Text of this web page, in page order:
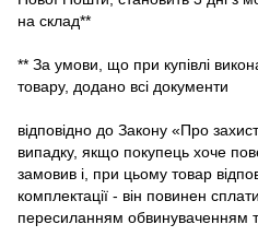
на склад**
** За умови, що при купівлі
товару, додано всі документи
відповідно до Закону «Про
випадку, якщо покупець хоче
замовив і, при цьому товар
комплектації - він повинен
пересиланням обвинуваченням